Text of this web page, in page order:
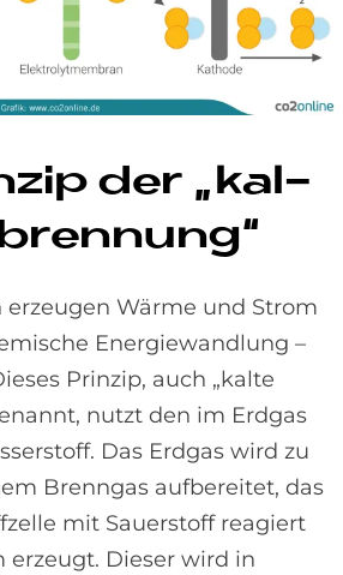
der „kal­
erzeugen Wärme und Strom
Energiewandlung –
Prinzip, auch „kalte
nutzt den im Erdgas
Das Erdgas wird zu
Brenngas aufbereitet, das
mit Sauerstoff reagiert
erzeugt. Dieser wird in